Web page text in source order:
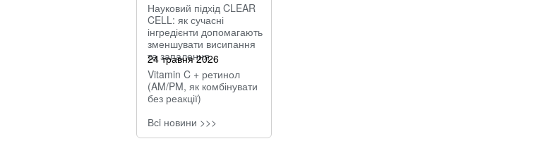
Науковий підхід CLEAR
CELL: як сучасні
інгредієнти допомагають
зменшувати висипання
та запалення
24 травня 2026
Vitamin C + ретинол
(AM/PM, як комбінувати
без реакції)
Всi новини >>>